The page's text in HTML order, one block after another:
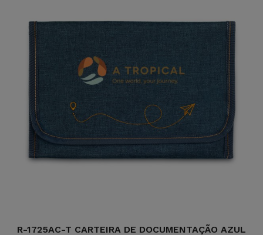
R-1725AC-T CARTEIRA DE DOCUMENTAÇÃO AZUL